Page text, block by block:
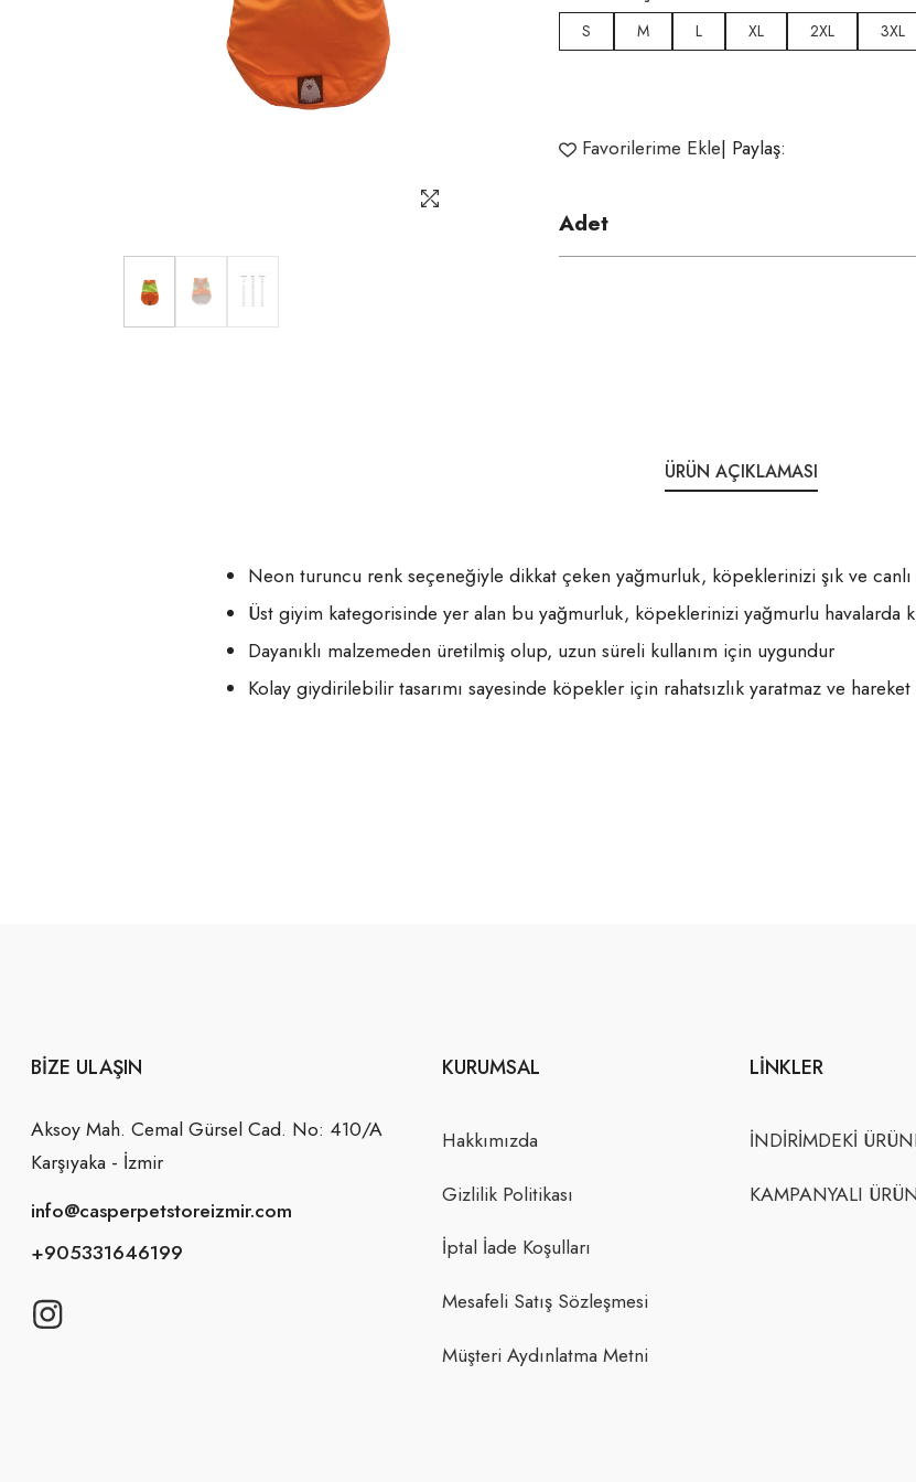
S M L XL 2XL 3XL
Favorilerime Ekle| Paylaş:
Adet
ÜRÜN AÇIKLAMASI
Neon turuncu renk seçeneğiyle dikkat çeken yağmurluk, köpeklerinizi şık ve
Üst giyim kategorisinde yer alan bu yağmurluk, köpeklerinizi yağmurlu havalarda
Dayanıklı malzemeden üretilmiş olup, uzun süreli kullanım için uygundur
Kolay giydirilebilir tasarımı sayesinde köpekler için rahatsızlık yaratmaz ve
BIZE ULAŞIN
Aksoy Mah. Cemal Gürsel Cad. No: 410/A
Karşıyaka - İzmir
info@casperpetstoreizmir.com
+905331646199
KURUMSAL
Hakkımızda
Gizlilik Politikası
İptal İade Koşulları
Mesafeli Satış Sözleşmesi
Müşteri Aydınlatma Metni
LINKLER
İNDİRİMDEKİ
KAMPANYALI